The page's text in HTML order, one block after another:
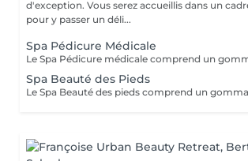
d'exception. Vous serez accueillis dans un cadre raffiné et feutré
pour y passer un déli...
Spa Pédicure Médicale
Spa Beauté des Pieds